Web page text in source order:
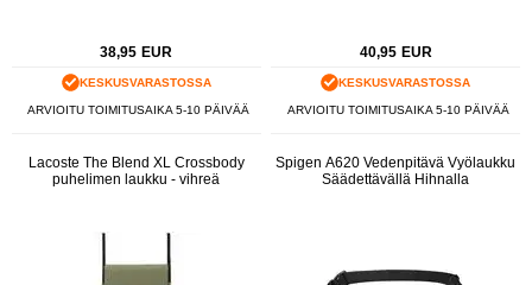
38,95 EUR
KESKUSVARASTOSSA
ARVIOITU TOIMITUSAIKA 5-10 PÄIVÄÄ
40,95 EUR
KESKUSVARASTOSSA
ARVIOITU TOIMITUSAIKA 5-10 PÄIVÄÄ
Lacoste The Blend XL Crossbody
puhelimen laukku - vihreä
Spigen A620 Vedenpitävä Vyölaukku
Säädettävällä Hihnalla